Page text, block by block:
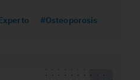
#Osteoporosis